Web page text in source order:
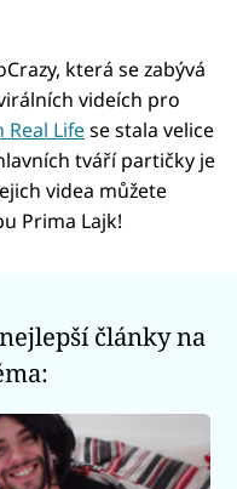
která se zabývá
videích pro
Real Lifese stala velice
tváří partičky je
videa můžete
Prima Lajk!
články na